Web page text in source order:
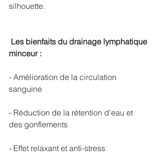
silhouette.
Les bienfaits du drainage lymphatique
minceur :
- Amélioration de la circulation
sanguine
- Réduction de la rétention d’eau et
des gonflements
- Effet relaxant et anti-stress